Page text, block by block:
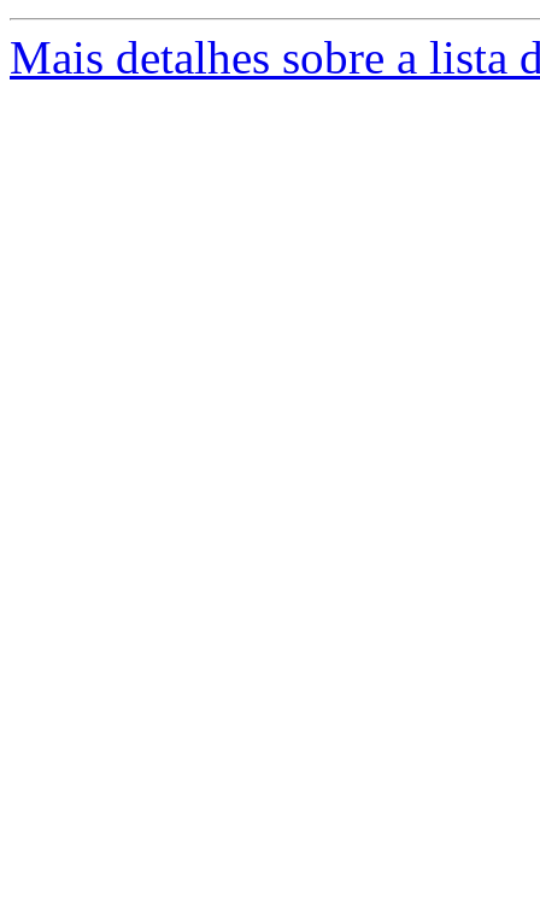
Mais detalhes sobre a lista